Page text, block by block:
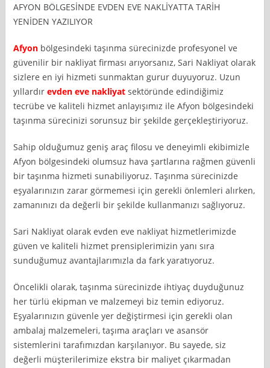
AFYON BÖLGESİNDE EVDEN EVE NAKLİYATTA TARİH
YENİDEN YAZILIYOR
Afyon bölgesindeki taşınma sürecinizde profesyonel ve
güvenilir bir nakliyat firması arıyorsanız, Sari Nakliyat olarak
sizlere en iyi hizmeti sunmaktan gurur duyuyoruz. Uzun
yıllardırevden eve nakliyat sektöründe edindiğimiz
tecrübe ve kaliteli hizmet anlayışımız ile Afyon bölgesindeki
taşınma sürecinizi sorunsuz bir şekilde gerçekleştiriyoruz.
Sahip olduğumuz geniş araç filosu ve deneyimli ekibimizle
Afyon bölgesindeki olumsuz hava şartlarına rağmen güvenli
bir taşınma hizmeti sunabiliyoruz. Taşınma sürecinizde
eşyalarınızın zarar görmemesi için gerekli önlemleri alırken,
zamanınızı da değerli bir şekilde kullanmanızı sağlıyoruz.
Sari Nakliyat olarak evden eve nakliyat hizmetlerimizde
güven ve kaliteli hizmet prensiplerimizin yanı sıra
sunduğumuz avantajlarımızla da fark yaratıyoruz.
Öncelikli olarak, taşınma sürecinizde ihtiyaç duyduğunuz
her türlü ekipman ve malzemeyi biz temin ediyoruz.
Eşyalarınızın güvenle yer değiştirmesi için gerekli olan
ambalaj malzemeleri, taşıma araçları ve asansör
sistemlerini tarafımızdan karşılanıyor. Bu sayede, siz
değerli müşterilerimize ekstra bir maliyet çıkarmadan